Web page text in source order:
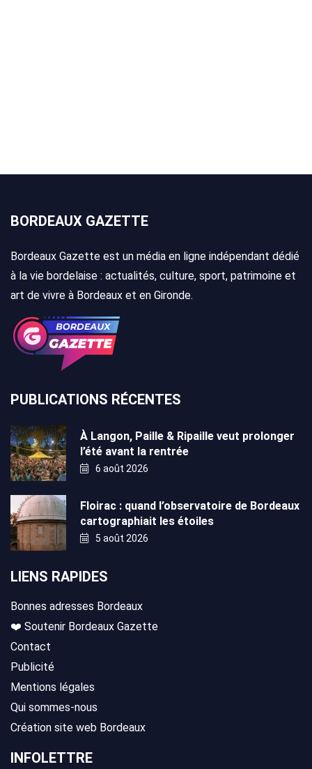
BORDEAUX GAZETTE
Bordeaux Gazette est un média en ligne indépendant dédié
à la vie bordelaise : actualités, culture, sport, patrimoine et
art de vivre à Bordeaux et en Gironde.
PUBLICATIONS RÉCENTES
À Langon, Paille & Ripaille veut prolonger
l’été avant la rentrée
6 août 2026
Floirac : quand l’observatoire de Bordeaux
cartographiait les étoiles
5 août 2026
LIENS RAPIDES
Bonnes adresses Bordeaux
❤️ Soutenir Bordeaux Gazette
Contact
Publicité
Mentions légales
Qui sommes-nous
Création site web Bordeaux
INFOLETTRE